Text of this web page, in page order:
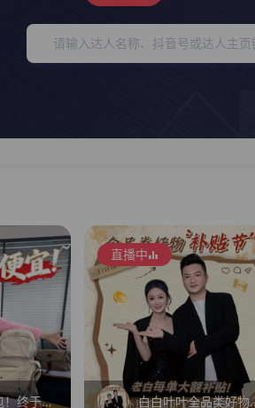
你们想要的包！终于来了！包你满意！
直播中
白白叶